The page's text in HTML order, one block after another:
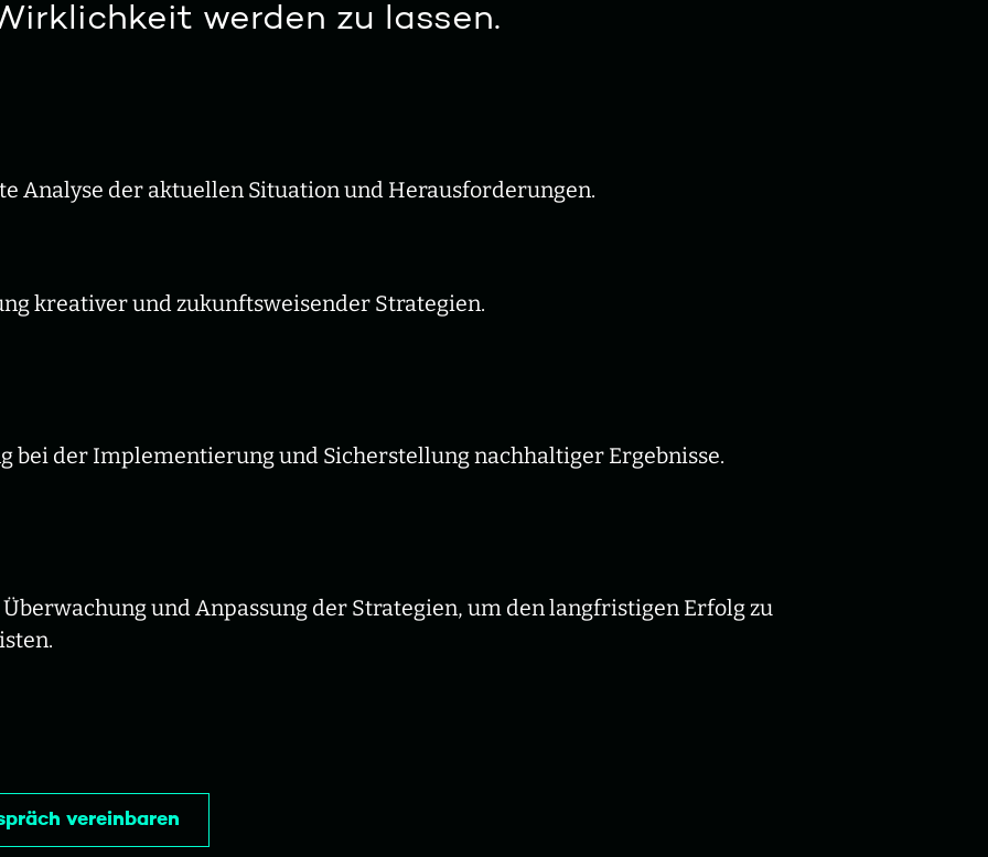
werden zu lassen.
Analyse der aktuellen Situation und Herausforderungen.
kreativer und zukunftsweisender Strategien.
bei der Implementierung und Sicherstellung nachhaltiger Ergebnisse.
und Anpassung der Strategien, um den langfristigen Erfolg zu
vereinbaren